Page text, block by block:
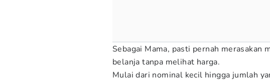
Sebagai Mama, pasti pernah merasakan
belanja tanpa melihat harga.
Mulai dari nominal kecil hingga jumlah